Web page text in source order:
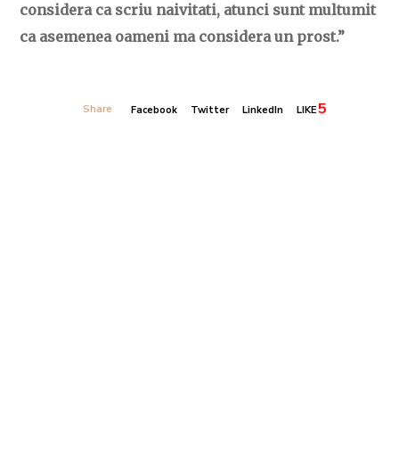
considera ca scriu naivitati, atunci sunt multumit
ca asemenea oameni ma considera un prost.”
Share Facebook Twitter LinkedIn LIKE5